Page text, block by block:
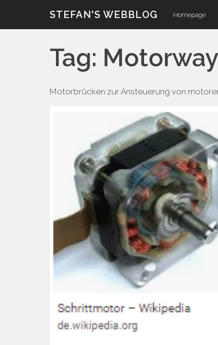
content
STEFAN'S WEBBLOG Homepage
Tag:
Motorbrücken zur Ansteuerung von